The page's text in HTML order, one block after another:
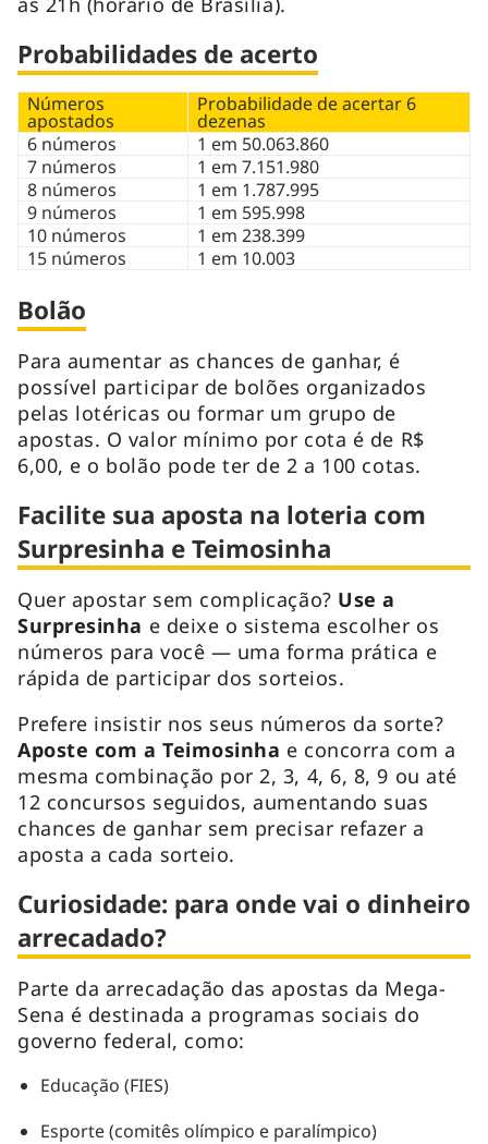
Probabilidades de acerto
Números
apostados
Probabilidade de acertar 6
dezenas
6 números
1 em 50.063.860
7 números
1 em 7.151.980
8 números
1 em 1.787.995
9 números
1 em 595.998
10 números
1 em 238.399
15 números
1 em 10.003
Bolão
Para aumentar as chances de ganhar, é
possível participar de bolões organizados
pelas lotéricas ou formar um grupo de
apostas. O valor mínimo por cota é de R$
6,00, e o bolão pode ter de 2 a 100 cotas.
Facilite sua aposta na loteria com
Surpresinha e Teimosinha
Quer apostar sem complicação? Use a
Surpresinha e deixe o sistema escolher os
números para você — uma forma prática e
rápida de participar dos sorteios.
Prefere insistir nos seus números da sorte?
Aposte com a Teimosinha e concorra com a
mesma combinação por 2, 3, 4, 6, 8, 9 ou até
12 concursos seguidos, aumentando suas
chances de ganhar sem precisar refazer a
aposta a cada sorteio.
Curiosidade: para onde vai o dinheiro
arrecadado?
Parte da arrecadação das apostas da Mega-
Sena é destinada a programas sociais do
governo federal, como:
Educação (FIES)
Esporte (comitês olímpico e paralímpico)